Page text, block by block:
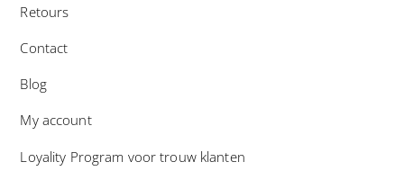
Retours
Contact
Blog
My account
Loyality Program voor trouw klanten